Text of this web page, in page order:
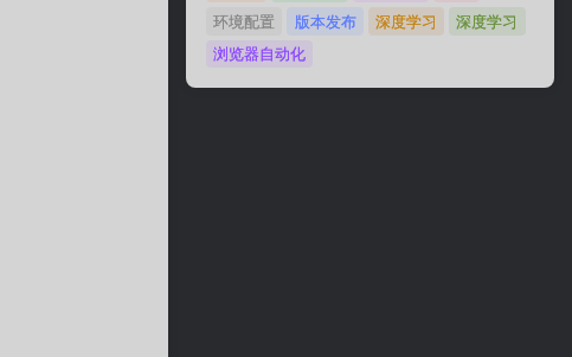
环境配置
版本发布 深度学习
深度学习
浏览器自动化